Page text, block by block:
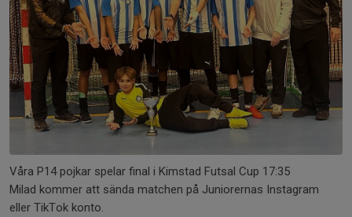
Våra P14 pojkar spelar final i Kimstad Futsal Cup 17:35
Milad kommer att sända matchen på Juniorernas Instagram
eller TikTok konto.